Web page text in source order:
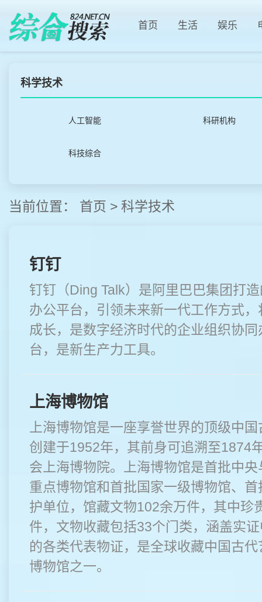
首页 生活 娱乐
科学技术
人工智能 科研机构
科技综合
当前位置： 首页 > 科学技术
钉钉
钉钉（Ding Talk）是阿里巴巴集团打
办公平台，引领未来新一代工作方式
成长，是数字经济时代的企业组织协
台，是新生产力工具。
上海博物馆
上海博物馆是一座享誉世界的顶级中
创建于1952年，其前身可追溯至1874
会上海博物院。上海博物馆是首批中
重点博物馆和首批国家一级博物馆、
护单位，馆藏文物102余万件，其中珍
件，文物收藏包括33个门类，涵盖实
的各类代表物证，是全球收藏中国古
博物馆之一。